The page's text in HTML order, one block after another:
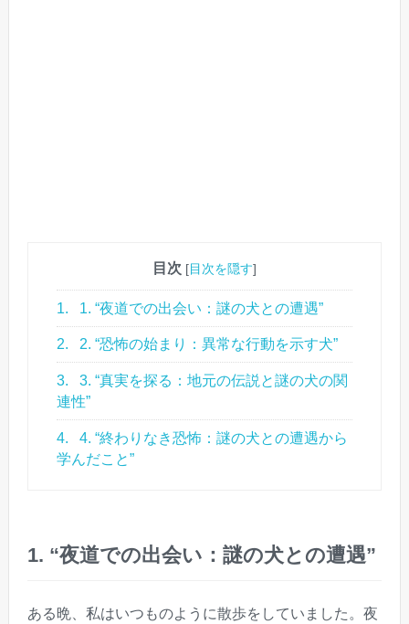
目次 [目次を隠す]
1. 1. “夜道での出会い：謎の犬との遭遇”
2. 2. “恐怖の始まり：異常な行動を示す犬”
3.
3. “真実を探る：地元の伝説と謎の犬の関
連性”
4.
4. “終わりなき恐怖：謎の犬との遭遇から
学んだこと”
1. “夜道での出会い：謎の犬との遭遇”
ある晩、私はいつものように散歩をしていました。夜